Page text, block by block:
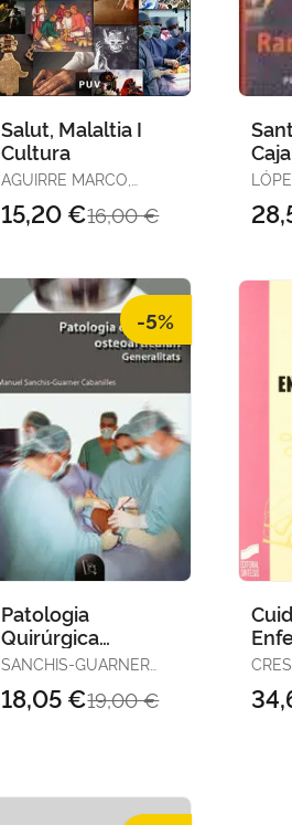
Salut, Malaltia I
Cultura
AGUIRRE MARCO,
FEBRER, JOSÉ LUIS
16,00 €
15,20 €
-5%
Patologia
Quirúrgica
Osteoarticular
SANCHIS-GUARNER
19,00 €
18,05 €